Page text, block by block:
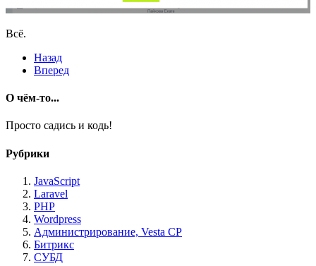
Всё.
Назад
Вперед
О чём-то...
Просто садись и кодь!
Рубрики
JavaScript
Laravel
PHP
Wordpress
Администрирование, Vesta CP
Битрикс
СУБД